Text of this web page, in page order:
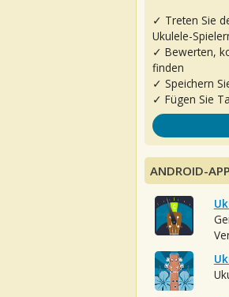
✓ Treten Sie
Ukulele-
✓ Bewerten,
finden
✓ Speichern
✓ Fügen Sie
ANDROID-